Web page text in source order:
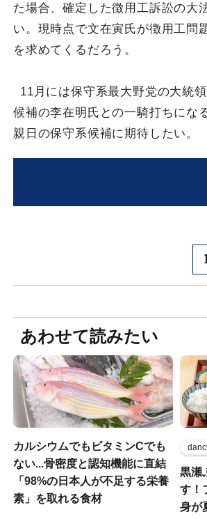
た場合、確定した徴用工訴訟の大
い。現時点で文在寅氏が徴用工問
を求めてくるだろう。
11月には保守系最大野党の大統
候補の李在明氏との一騎打ちにな
親日の保守系候補に期待したい。
あわせて読みたい
カルシウムでもビタミンCでも
ない...骨密度と認知機能に直結
「98%の日本人が不足する栄養
素」を取れる食材
黒瀬
す！
身が